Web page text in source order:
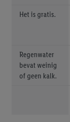
Het is gratis.
Regenwater
bevat weinig
of geen kalk.